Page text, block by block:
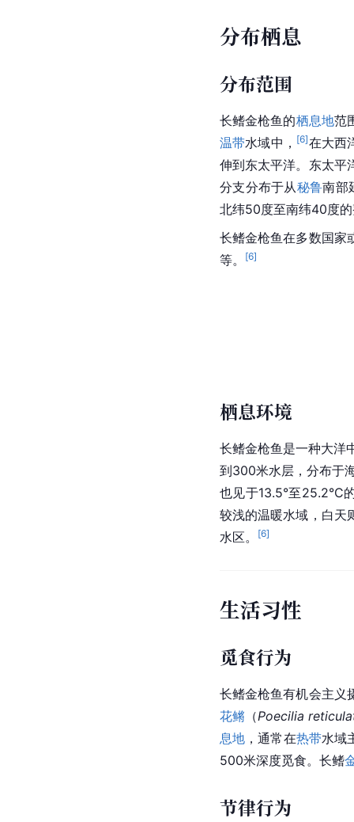
分布栖息
分布范围
长鳍金枪鱼的栖息地范
温带水域中， [6]在大西
伸到东太平洋。东太平
分支分布于从秘鲁南部
北纬50度至南纬40度
长鳍金枪鱼在多数国家
等。
[6]
栖息环境
长鳍金枪鱼是一种大洋
到300米水层，分布于
也见于13.5°至25.2°C
较浅的温暖水域，白天
水区。
[6]
生活习性
觅食行为
长鳍金枪鱼有机会主义
花鳉 （Poecilia
息地 ，通常在热带水域
500米深度觅食。长鳍
节律行为